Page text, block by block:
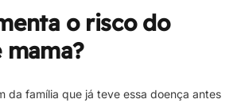
o risco do
mama?
da família que já teve essa doença antes